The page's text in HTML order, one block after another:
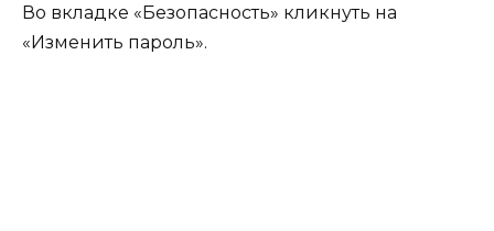
Во вкладке «Безопасность» кликнуть на
«Изменить пароль».